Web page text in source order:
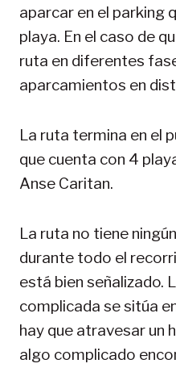
aparcar en el parking
playa. En el caso de
ruta en diferentes
aparcamientos en
La ruta termina en el
que cuenta con 4
Anse Caritan.
La ruta no tiene
durante todo el
está bien señalizado.
complicada se sitúa
hay que atravesar un
algo complicado